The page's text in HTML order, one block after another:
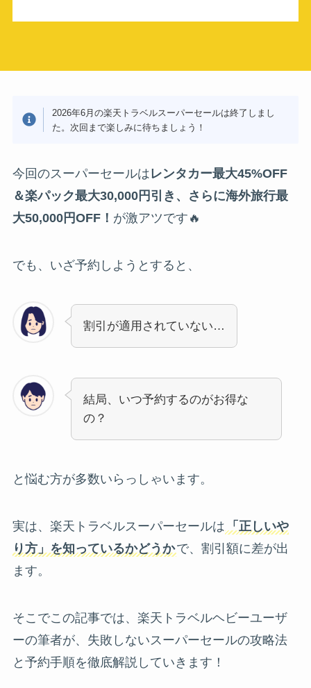
2026年6月の楽天トラベルスーパーセールは終了しまし
た。次回まで楽しみに待ちましょう！
今回のスーパーセールはレンタカー最大45%OFF
＆楽パック最大30,000円引き、さらに海外旅行最
大50,000円OFF！ が激アツです🔥
でも、いざ予約しようとすると、
割引が適用されていない…
結局、いつ予約するのがお得な
の？
と悩む方が多数いらっしゃいます。
実は、楽天トラベルスーパーセールは
「正しいや
り方」を知っているかどうかで、割引額に差が出
ます。
そこでこの記事では、楽天トラベルヘビーユーザ
ーの筆者が、失敗しないスーパーセールの攻略法
と予約手順を徹底解説していきます！